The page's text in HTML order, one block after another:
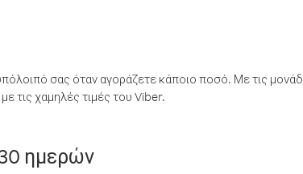
σας όταν αγοράζετε κάποιο ποσό. Με τις
τις χαμηλές τιμές του Viber.
ημερών